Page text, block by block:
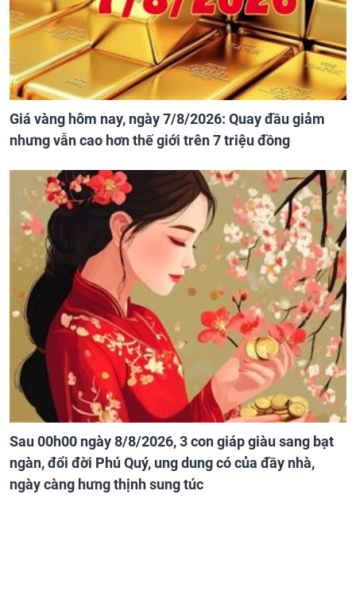
Giá vàng hôm nay, ngày 7/8/2026: Quay đầu giảm
nhưng vẫn cao hơn thế giới trên 7 triệu đồng
Sau 00h00 ngày 8/8/2026, 3 con giáp giàu sang bạt
ngàn, đổi đời Phú Quý, ung dung có của đầy nhà,
ngày càng hưng thịnh sung túc